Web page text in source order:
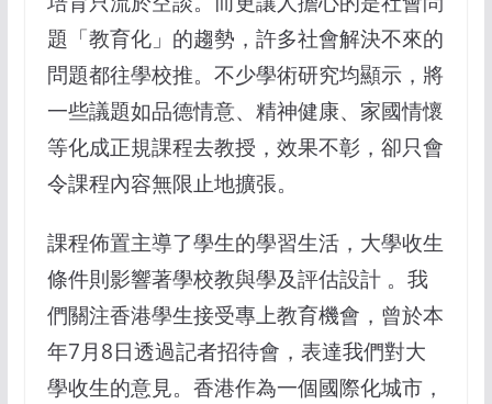
題「教育化」的趨勢，許多社會解決不來的
問題都往學校推。不少學術研究均顯示，將
一些議題如品德情意、精神健康、家國情懷
等化成正規課程去教授，效果不彰，卻只會
令課程內容無限止地擴張。
課程佈置主導了學生的學習生活，大學收生
條件則影響著學校教與學及評估設計 。我
們關注香港學生接受專上教育機會，曾於本
年7月8日透過記者招待會，表達我們對大
學收生的意見。香港作為一個國際化城市，